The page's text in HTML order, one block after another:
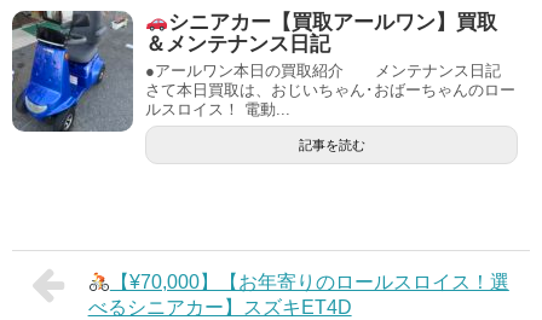
シニアカー【買取アールワン】買取
＆メンテナンス日記
●アールワン本日の買取紹介 メンテナンス日記
さて本日買取は、おじいちゃん･おばーちゃんのロー
ルスロイス！ 電動...
記事を読む
【¥70,000】【お年寄りのロールスロイス！選
べるシニアカー】スズキET4D